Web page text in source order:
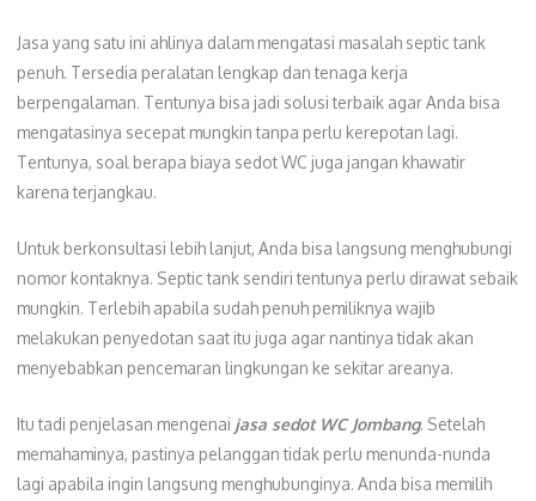
Jasa yang satu ini ahlinya dalam mengatasi masalah septic tank
penuh. Tersedia peralatan lengkap dan tenaga kerja
berpengalaman. Tentunya bisa jadi solusi terbaik agar Anda bisa
mengatasinya secepat mungkin tanpa perlu kerepotan lagi.
Tentunya, soal berapa biaya sedot WC juga jangan khawatir
karena terjangkau.
Untuk berkonsultasi lebih lanjut, Anda bisa langsung menghubungi
nomor kontaknya. Septic tank sendiri tentunya perlu dirawat sebaik
mungkin. Terlebih apabila sudah penuh pemiliknya wajib
melakukan penyedotan saat itu juga agar nantinya tidak akan
menyebabkan pencemaran lingkungan ke sekitar areanya.
Itu tadi penjelasan mengenai jasa sedot WC Jombang. Setelah
memahaminya, pastinya pelanggan tidak perlu menunda-nunda
lagi apabila ingin langsung menghubunginya. Anda bisa memilih